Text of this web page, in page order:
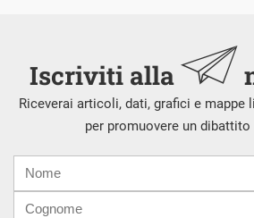
Iscriviti alla
Riceverai articoli, dati, grafici e mappe
per promuovere un
mail